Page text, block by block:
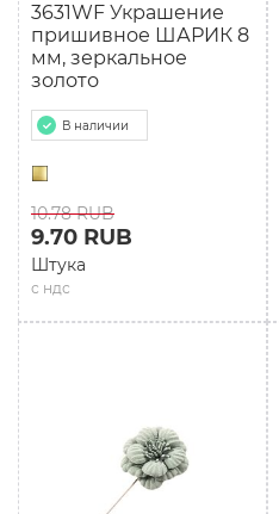
3631WF Украшение
пришивное ШАРИК 8
мм, зеркальное
золото
В наличии
10.78 RUB
с ндс
9.70 RUB
Штука